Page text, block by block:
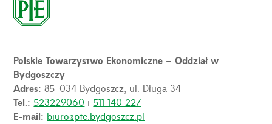
Polskie Towarzystwo Ekonomiczne – Oddział w
Bydgoszczy
Adres:85-034 Bydgoszcz, ul. Długa 34
Tel.:523229060 i511 140 227
E-mail: biuro@pte.bydgoszcz.pl